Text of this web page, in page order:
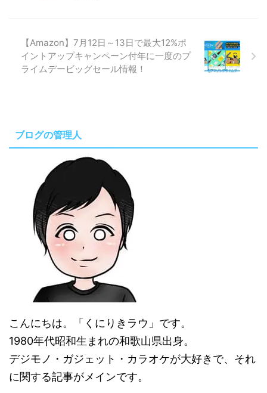
【Amazon】7月12日～13日で最大12%ポ
イントアップキャンペーン付年に一度のプ
ライムデービッグセール情報！
ブログの管理人
こんにちは。「くにりきラウ」です。
1980年代昭和生まれの和歌山県出身。
デジモノ・ガジェット・カラオケが大好きで、それ
に関する記事がメインです。